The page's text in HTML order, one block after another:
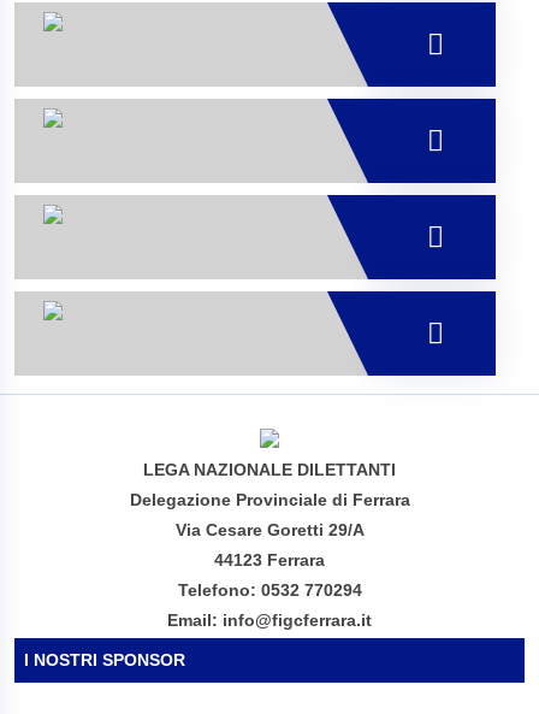
LEGA NAZIONALE DILETTANTI
Delegazione Provinciale di Ferrara
Via Cesare Goretti 29/A
44123 Ferrara
Telefono: 0532 770294
Email: info@figcferrara.it
I NOSTRI SPONSOR